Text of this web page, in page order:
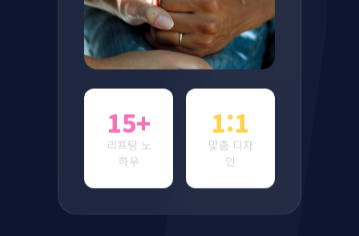
15+
리프팅 노
하우
1:1
맞춤 디자
인